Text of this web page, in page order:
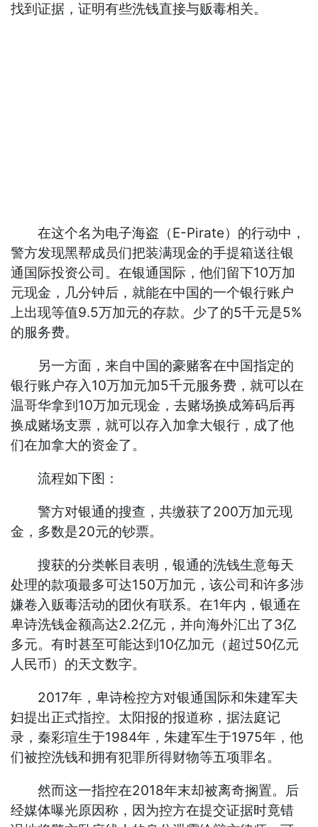
找到证据，证明有些洗钱直接与贩毒相关。
在这个名为电子海盗（E-Pirate）的行动中，
警方发现黑帮成员们把装满现金的手提箱送往银
通国际投资公司。在银通国际，他们留下10万加
元现金，几分钟后，就能在中国的一个银行账户
上出现等值9.5万加元的存款。少了的5千元是5%
的服务费。
另一方面，来自中国的豪赌客在中国指定的
银行账户存入10万加元加5千元服务费，就可以在
温哥华拿到10万加元现金，去赌场换成筹码后再
换成赌场支票，就可以存入加拿大银行，成了他
们在加拿大的资金了。
流程如下图：
警方对银通的搜查，共缴获了200万加元现
金，多数是20元的钞票。
搜获的分类帐目表明，银通的洗钱生意每天
处理的款项最多可达150万加元，该公司和许多涉
嫌卷入贩毒活动的团伙有联系。在1年内，银通在
卑诗洗钱金额高达2.2亿元，并向海外汇出了3亿
多元。有时甚至可能达到10亿加元（超过50亿元
人民币）的天文数字。
2017年，卑诗检控方对银通国际和朱建军夫
妇提出正式指控。太阳报的报道称，据法庭记
录，秦彩瑄生于1984年，朱建军生于1975年，他
们被控洗钱和拥有犯罪所得财物等五项罪名。
然而这一指控在2018年末却被离奇搁置。后
经媒体曝光原因称，因为控方在提交证据时竟错